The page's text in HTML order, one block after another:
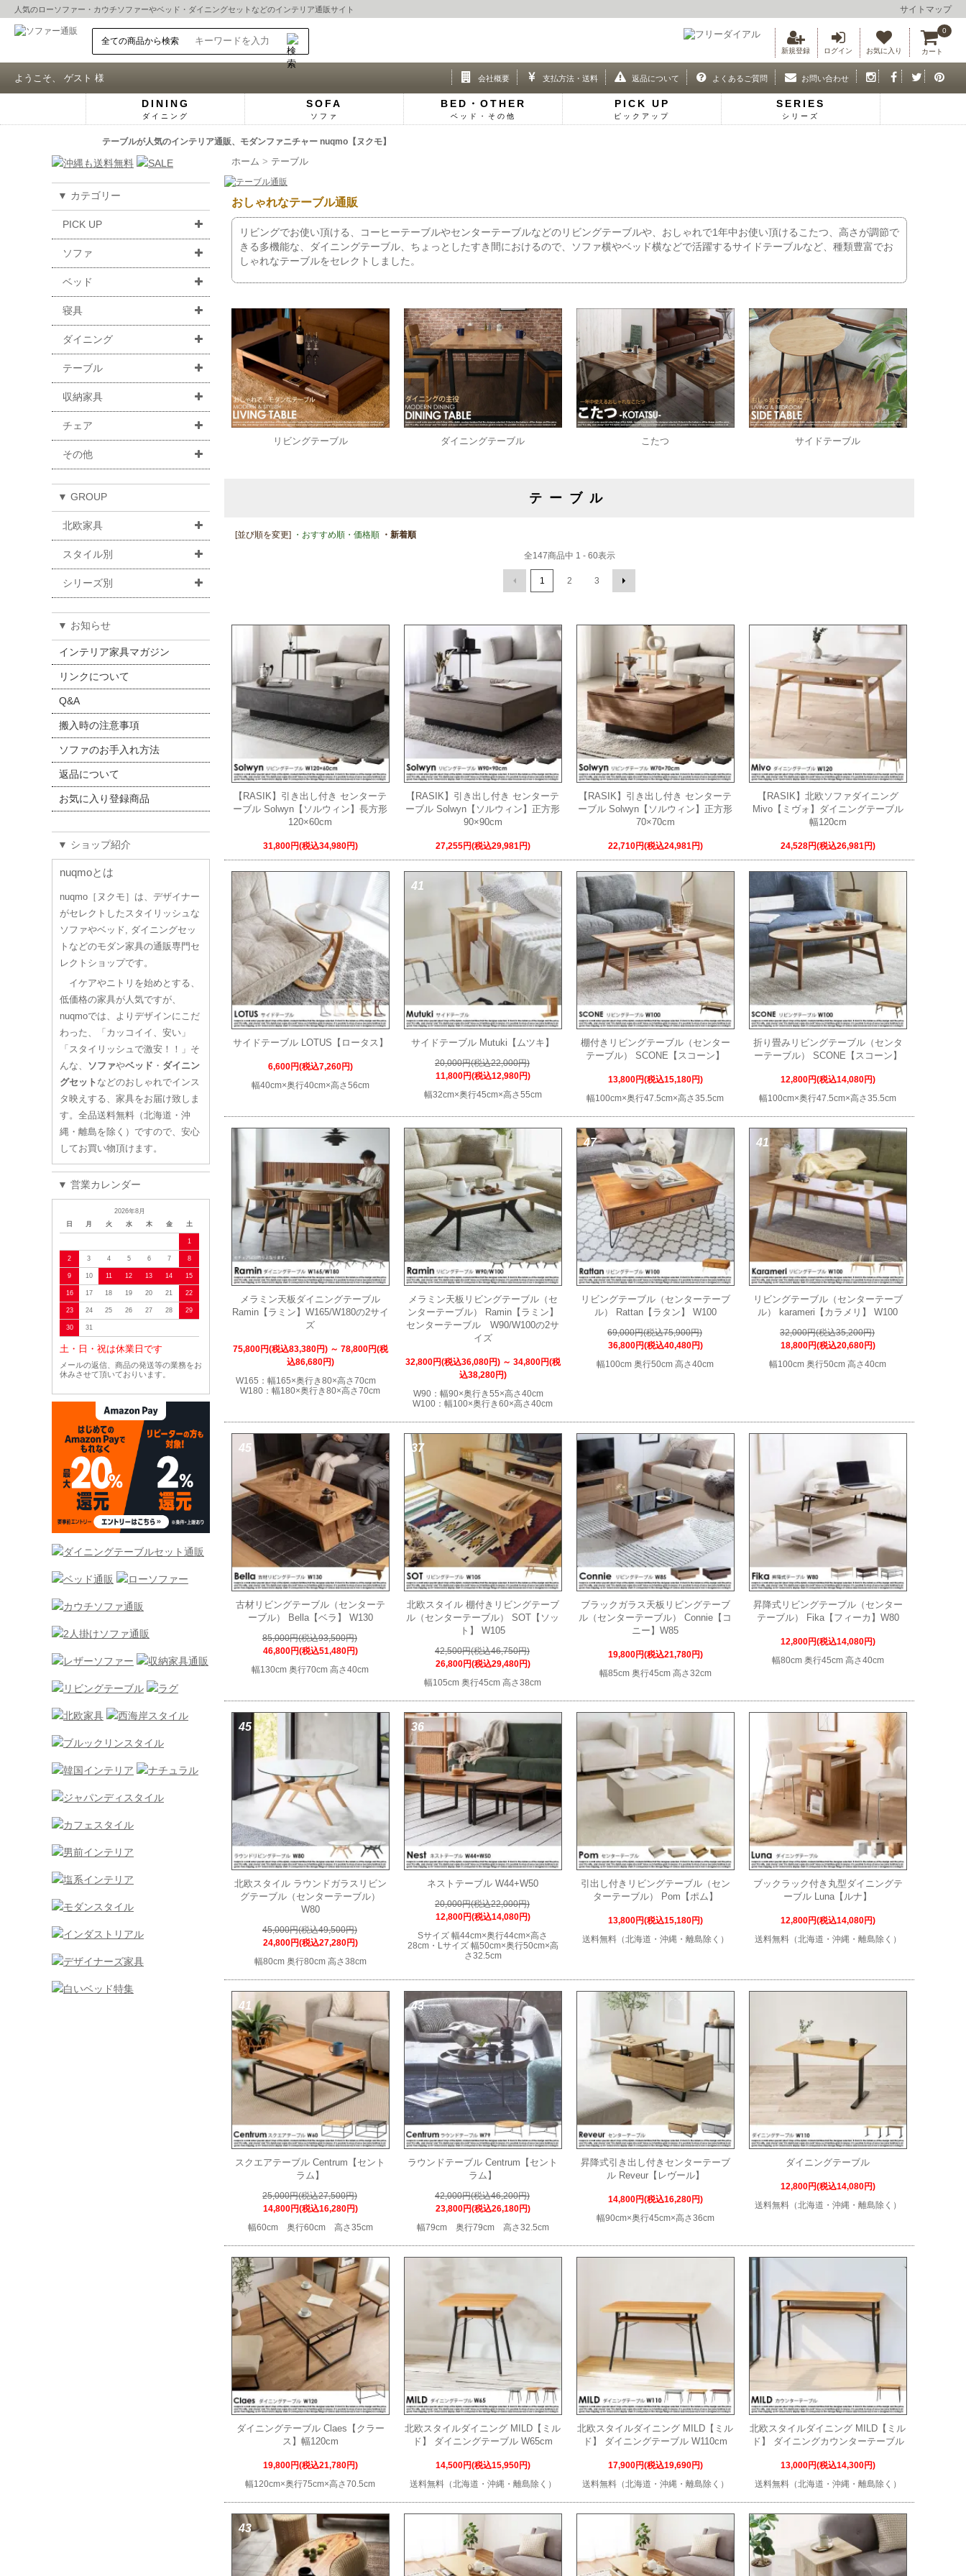
人気のローソファー ・ カウチソファーやベッド ・ ダイニングセット などのインテリア通販サイト サイトマップ
新規登録 ログイン お気に入り カート
0
ようこそ、 ゲスト 様 会社概要 支払方法・送料 返品について よくあるご質問 お問い合わせ
DINING
ダイニング
SOFA
ソファ
BED・OTHER
ベッド・その他
PICK UP
ピックアップ
SERIES
シリーズ
テーブルが人気のインテリア通販、モダンファニチャー nuqmo【ヌクモ】
▼ カテゴリー
PICK UP
ソファ
ベッド
寝具
ダイニング
テーブル
収納家具
チェア
その他
▼ GROUP
北欧家具
スタイル別
シリーズ別
▼ お知らせ
インテリア家具マガジン
リンクについて
Q&A
搬入時の注意事項
ソファのお手入れ方法
返品について
お気に入り登録商品
▼ ショップ紹介
nuqmoとは
nuqmo［ヌクモ］は、デザイナー
がセレクトしたスタイリッシュな
ソファやベッド, ダイニングセッ
トなどのモダン家具の通販専門セ
レクトショップです。
イケアやニトリを始めとする、
低価格の家具が人気ですが、
nuqmoでは、よりデザインにこだ
わった、「カッコイイ、安い」
「スタイリッシュで激安！！」そ
んな、 ソファやベッド ・ ダイニン
グセット などのおしゃれでインス
タ映えする、家具をお届け致しま
す。全品送料無料（北海道・沖
縄・離島を除く）ですので、安心
してお買い物頂けます。
▼ 営業カレンダー
2026年8月
日
月 火 水 木 金 土
1
2 3 4 5 6 7 8
9 10 11 12 13 14 15
16 17 18 19 20 21 22
23 24 25 26 27 28 29
30 31
土・日・祝は休業日です
メールの返信、商品の発送等の業務をお
休みさせて頂いておりいます。
ホーム テーブル
おしゃれなテーブル通販
リビングでお使い頂ける、コーヒーテーブルやセンターテーブルなどのリビングテーブルや、おしゃれで1年中お使い頂けるこたつ、高さが調節で
きる多機能な、ダイニングテーブル、ちょっとしたすき間におけるので、ソファ横やベッド横などで活躍するサイドテーブルなど、種類豊富でお
しゃれなテーブルをセレクトしました。
リビングテーブル ダイニングテーブル こたつ サイドテーブル
テーブル
[並び順を変更] ・おすすめ順 ・価格順 ・新着順
全147商品中 1 - 60表示
1 2 3
【RASIK】引き出し付き センターテ
ーブル Solwyn【ソルウィン】長方形
120×60cm
31,800円(税込34,980円)
【RASIK】引き出し付き センターテ
ーブル Solwyn【ソルウィン】正方形
90×90cm
27,255円(税込29,981円)
【RASIK】引き出し付き センターテ
ーブル Solwyn【ソルウィン】正方形
70×70cm
22,710円(税込24,981円)
【RASIK】北欧ソファダイニング
Mivo【ミヴォ】ダイニングテーブル
幅120cm
24,528円(税込26,981円)
サイドテーブル LOTUS【ロータス】
6,600円(税込7,260円)
幅40cm×奥行40cm×高さ56cm
41
サイドテーブル Mutuki【ムツキ】
20,000円(税込22,000円)
11,800円(税込12,980円)
幅32cm×奥行45cm×高さ55cm
棚付きリビングテーブル（センター
テーブル） SCONE【スコーン】
13,800円(税込15,180円)
幅100cm×奥行47.5cm×高さ35.5cm
折り畳みリビングテーブル（センタ
ーテーブル） SCONE【スコーン】
12,800円(税込14,080円)
幅100cm×奥行47.5cm×高さ35.5cm
メラミン天板ダイニングテーブル
Ramin【ラミン】W165/W180の2サイ
ズ
75,800円(税込83,380円) ～ 78,800円(税
込86,680円)
W165：幅165×奥行き80×高さ70cm
W180：幅180×奥行き80×高さ70cm
メラミン天板リビングテーブル（セ
ンターテーブル） Ramin【ラミン】
センターテーブル W90/W100の2サ
イズ
32,800円(税込36,080円) ～ 34,800円(税
込38,280円)
W90：幅90×奥行き55×高さ40cm
W100：幅100×奥行き60×高さ40cm
47
リビングテーブル（センターテーブ
ル） Rattan【ラタン】 W100
69,000円(税込75,900円)
36,800円(税込40,480円)
幅100cm 奥行50cm 高さ40cm
41
リビングテーブル（センターテーブ
ル） karameri【カラメリ】 W100
32,000円(税込35,200円)
18,800円(税込20,680円)
幅100cm 奥行50cm 高さ40cm
45
古材リビングテーブル（センターテ
ーブル） Bella【ベラ】 W130
85,000円(税込93,500円)
46,800円(税込51,480円)
幅130cm 奥行70cm 高さ40cm
37
北欧スタイル 棚付きリビングテーブ
ル（センターテーブル） SOT【ソッ
ト】 W105
42,500円(税込46,750円)
26,800円(税込29,480円)
幅105cm 奥行45cm 高さ38cm
ブラックガラス天板リビングテーブ
ル（センターテーブル） Connie【コ
ニー】W85
19,800円(税込21,780円)
幅85cm 奥行45cm 高さ32cm
昇降式リビングテーブル（センター
テーブル） Fika【フィーカ】W80
12,800円(税込14,080円)
幅80cm 奥行45cm 高さ40cm
45
北欧スタイル ラウンドガラスリビン
グテーブル（センターテーブル）
W80
45,000円(税込49,500円)
24,800円(税込27,280円)
幅80cm 奥行80cm 高さ38cm
36
ネストテーブル W44+W50
20,000円(税込22,000円)
12,800円(税込14,080円)
Sサイズ 幅44cm×奥行44cm×高さ
28cm・Lサイズ 幅50cm×奥行50cm×高
さ32.5cm
引出し付きリビングテーブル（セン
ターテーブル） Pom【ポム】
13,800円(税込15,180円)
送料無料（北海道・沖縄・離島除く）
ブックラック付き丸型ダイニングテ
ーブル Luna【ルナ】
12,800円(税込14,080円)
送料無料（北海道・沖縄・離島除く）
41
スクエアテーブル Centrum【セント
ラム】
25,000円(税込27,500円)
14,800円(税込16,280円)
幅60cm 奥行60cm 高さ35cm
43
ラウンドテーブル Centrum【セント
ラム】
42,000円(税込46,200円)
23,800円(税込26,180円)
幅79cm 奥行79cm 高さ32.5cm
昇降式引き出し付きセンターテーブ
ル Reveur【レヴール】
14,800円(税込16,280円)
幅90cm×奥行45cm×高さ36cm
ダイニングテーブル
12,800円(税込14,080円)
送料無料（北海道・沖縄・離島除く）
ダイニングテーブル Claes【クラー
ス】幅120cm
19,800円(税込21,780円)
幅120cm×奥行75cm×高さ70.5cm
北欧スタイルダイニング MILD【ミル
ド】 ダイニングテーブル W65cm
14,500円(税込15,950円)
送料無料（北海道・沖縄・離島除く）
北欧スタイルダイニング MILD【ミル
ド】 ダイニングテーブル W110cm
17,900円(税込19,690円)
送料無料（北海道・沖縄・離島除く）
北欧スタイルダイニング MILD【ミル
ド】 ダイニングカウンターテーブル
13,000円(税込14,300円)
送料無料（北海道・沖縄・離島除く）
43